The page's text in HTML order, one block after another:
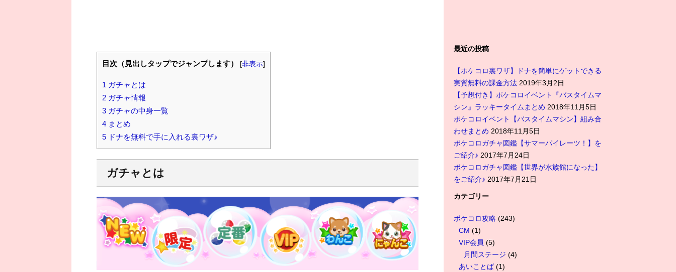
目次（見出しタップでジャンプします） [非表示]
1 ガチャとは
2 ガチャ情報
3 ガチャの中身一覧
4 まとめ
5 ドナを無料で手に入れる裏ワザ♪
ガチャとは
最近の投稿
【ポケコロ裏ワザ】ドナを簡単にゲットできる
実質無料の課金方法 2019年3月2日
【予想付き】ポケコロイベント『バスタイムマ
シン』ラッキータイムまとめ 2018年11月5日
ポケコロイベント【バスタイムマシン】組み合
わせまとめ 2018年11月5日
ポケコロガチャ図鑑【サマーパイレーツ！】を
ご紹介♪ 2017年7月24日
ポケコロガチャ図鑑【世界が水族館になった】
をご紹介♪ 2017年7月21日
カテゴリー
ポケコロ攻略 (243)
CM (1)
VIP会員 (5)
月間ステージ (4)
あいことば(1)